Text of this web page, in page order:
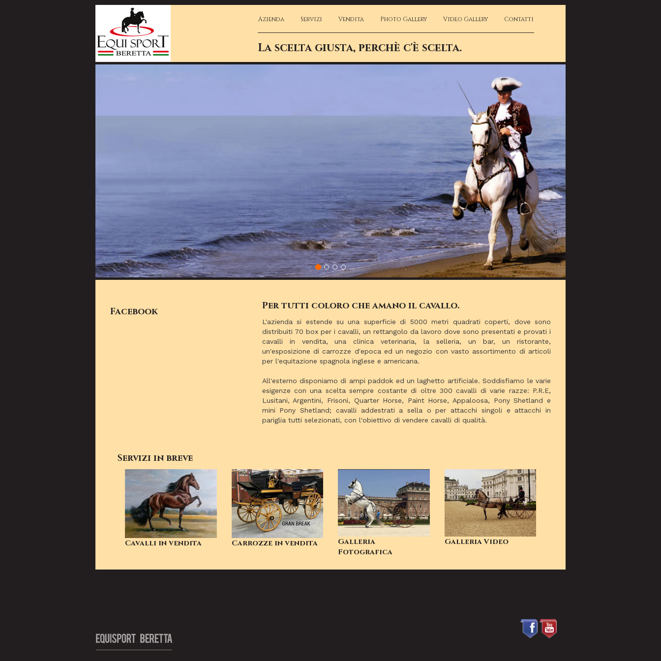
Azienda Servizi Vendita Photo Gallery Video Gallery Contatti
La scelta giusta, perchè c'è scelta.
Facebook Per tutti coloro che amano il cavallo.
L'azienda si estende su una superficie di 5000 metri quadrati coperti, dove sono
distribuiti 70 box per i cavalli, un rettangolo da lavoro dove sono presentati e provati i
cavalli in vendita, una clinica veterinaria, la selleria, un bar, un ristorante,
un'esposizione di carrozze d'epoca ed un negozio con vasto assortimento di articoli
per l'equitazione spagnola inglese e americana.
All'esterno disponiamo di ampi paddok ed un laghetto artificiale. Soddisfiamo le varie
esigenze con una scelta sempre costante di oltre 300 cavalli di varie razze: P.R.E,
Lusitani, Argentini, Frisoni, Quarter Horse, Paint Horse, Appaloosa, Pony Shetland e
mini Pony Shetland; cavalli addestrati a sella o per attacchi singoli e attacchi in
pariglia tutti selezionati, con l'obiettivo di vendere cavalli di qualità.
Servizi in breve
Cavalli in vendita Carrozze in vendita
Galleria
Fotografica
Galleria Video